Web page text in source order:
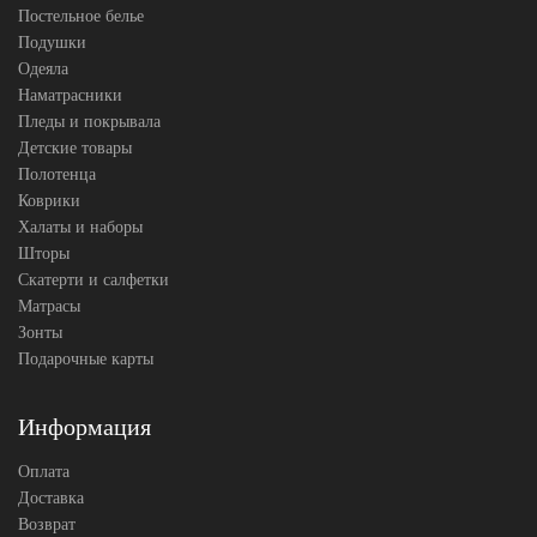
Производитель
Постельное белье
Подушки
Одеяла
Наматрасники
Пледы и покрывала
Детские товары
Полотенца
Коврики
Халаты и наборы
Шторы
Скатерти и салфетки
Матрасы
Зонты
Подарочные карты
Информация
Оплата
Доставка
Возврат